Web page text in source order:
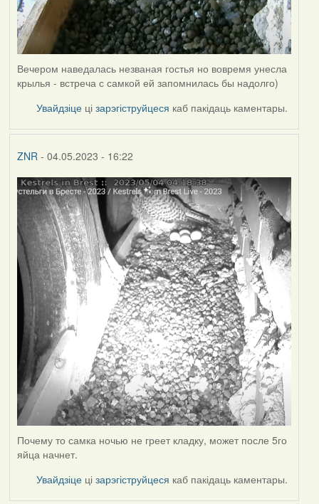
Вечером наведалась незваная гостья но вовремя унесла
крылья - встреча с самкой ей запомнилась бы надолго)
Увайдзіце цізарэгіструйцеся каб пакідаць каментары.
ZNR - 04.05.2023 - 16:22
Почему то самка ночью не греет кладку, может после 5го
яйца начнет.
Увайдзіце цізарэгіструйцеся каб пакідаць каментары.